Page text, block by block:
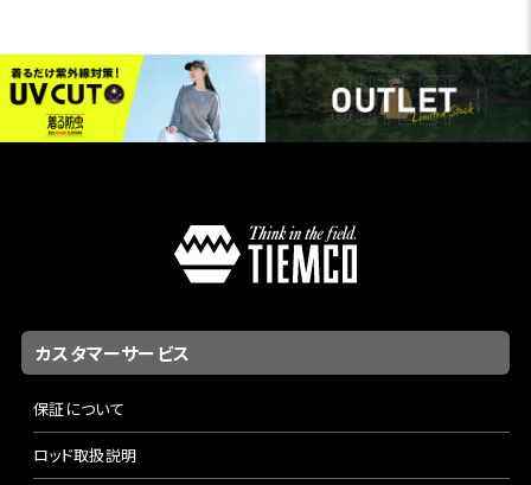
カスタマーサービス
保証について
ロッド取扱説明